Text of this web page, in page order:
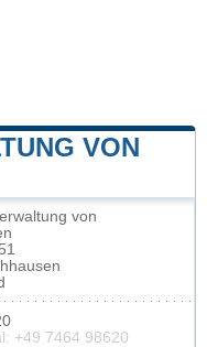
VON
von
+49 7464 98620